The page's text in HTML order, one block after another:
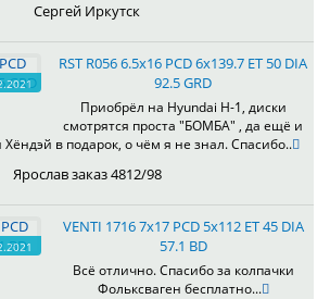
Сергей Иркутск
RST R056 6.5x16 PCD 6x139.7 ET 50 DIA
92.5 GRD
Приобрёл на Hyundai H-1, диски
смотрятся проста "БОМБА" , да ещё и
в подарок, о чём я не знал. Спасибо..
Ярослав заказ 4812/98
VENTI 1716 7x17 PCD 5x112 ET 45 DIA
57.1 BD
Всё отлично. Спасибо за колпачки
Фольксваген бесплатно...